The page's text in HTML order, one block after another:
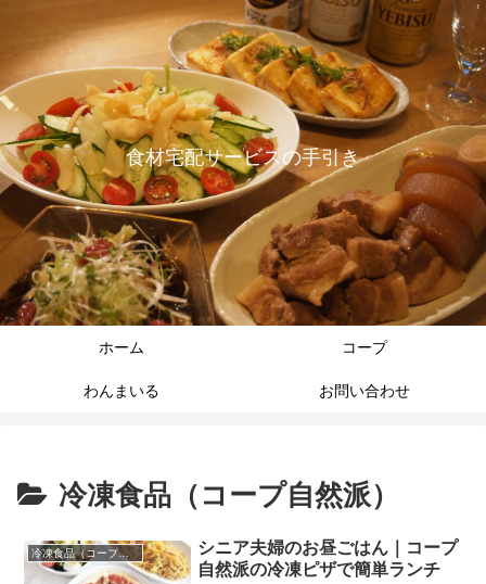
食材宅配サービスの手引き
ホーム コープ
わんまいる お問い合わせ
冷凍食品（コープ自然派）
冷凍食品（コープ自然派）
シニア夫婦のお昼ごはん｜コープ
自然派の冷凍ピザで簡単ランチ